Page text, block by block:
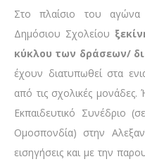
Στο πλαίσιο του
Δημόσιου Σχολείου
κύκλου των δράσεων/
έχουν διατυπωθεί στα
από τις σχολικές
Εκπαιδευτικό Συνέδριο
Ομοσπονδία) στην
εισηγήσεις και με την